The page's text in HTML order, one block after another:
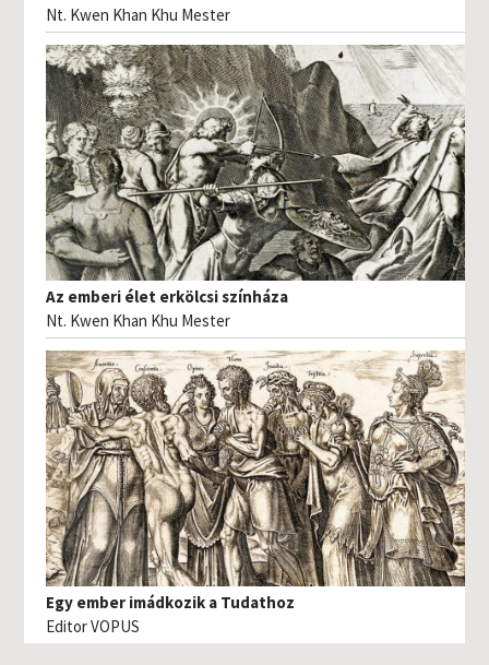
Nt. Kwen Khan Khu Mester
Az emberi élet erkölcsi színháza
Nt. Kwen Khan Khu Mester
Egy ember imádkozik a Tudathoz
Editor VOPUS